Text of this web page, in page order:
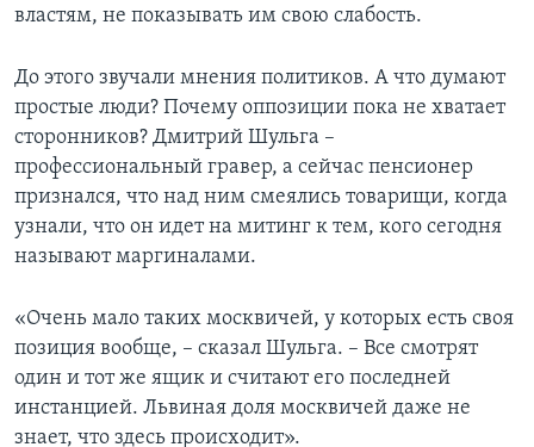
властям, не показывать им свою слабость.
До этого звучали мнения политиков. А что думают
простые люди? Почему оппозиции пока не хватает
сторонников? Дмитрий Шульга –
профессиональный гравер, а сейчас пенсионер
признался, что над ним смеялись товарищи, когда
узнали, что он идет на митинг к тем, кого сегодня
называют маргиналами.
«Очень мало таких москвичей, у которых есть своя
позиция вообще, – сказал Шульга. – Все смотрят
один и тот же ящик и считают его последней
инстанцией. Львиная доля москвичей даже не
знает, что здесь происходит».